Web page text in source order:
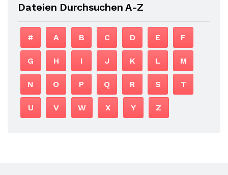
Dateien Durchsuchen A-Z
# A B C D E F
G H I J K L M
N O P Q R S T
U V W X Y Z